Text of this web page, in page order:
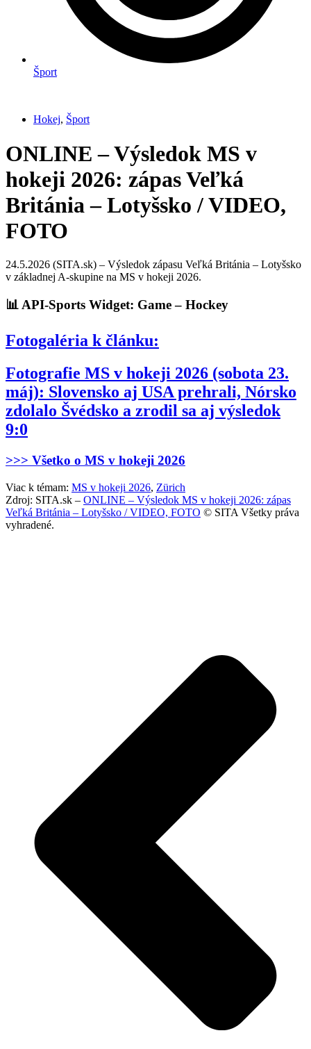
Šport
Hokej, Šport
ONLINE – Výsledok MS v
hokeji 2026: zápas Veľká
Británia – Lotyšsko / VIDEO,
FOTO
24.5.2026 (SITA.sk) – Výsledok zápasu Veľká Británia – Lotyšsko
v základnej A-skupine na MS v hokeji 2026.
📊 API-Sports Widget: Game – Hockey
Fotogaléria k článku:
Fotografie MS v hokeji 2026 (sobota 23.
máj): Slovensko aj USA prehrali, Nórsko
zdolalo Švédsko a zrodil sa aj výsledok
9:0
>>> Všetko o MS v hokeji 2026
Viac k témam: MS v hokeji 2026, Zürich
Zdroj: SITA.sk – ONLINE – Výsledok MS v hokeji 2026: zápas
Veľká Británia – Lotyšsko / VIDEO, FOTO © SITA Všetky práva
vyhradené.